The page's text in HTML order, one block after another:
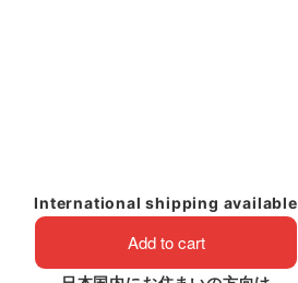
International shipping available
Add to cart